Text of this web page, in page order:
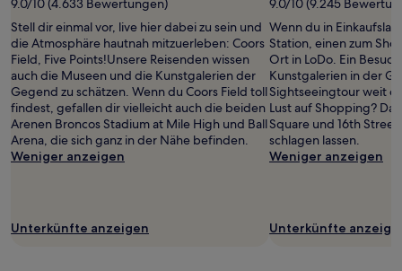
9.0/10 (4.633 Bewertungen)
Stell dir einmal vor, live hier dabei zu sein und
die Atmosphäre hautnah mitzuerleben: Coors
Field, Five Points!Unsere Reisenden wissen
auch die Museen und die Kunstgalerien der
Gegend zu schätzen. Wenn du Coors Field toll
findest, gefallen dir vielleicht auch die beiden
Arenen Broncos Stadium at Mile High und Ball
Arena, die sich ganz in der Nähe befinden.
Weniger anzeigen
Unterkünfte anzeigen
9.0/10 (9.245
Wenn du in
Station, einen zum
Ort in LoDo. Ein
Kunstgalerien in der
Sightseeingtour weit
Lust auf Shopping?
Square und 16th
schlagen lassen.
Weniger anzeigen
Unterkünfte